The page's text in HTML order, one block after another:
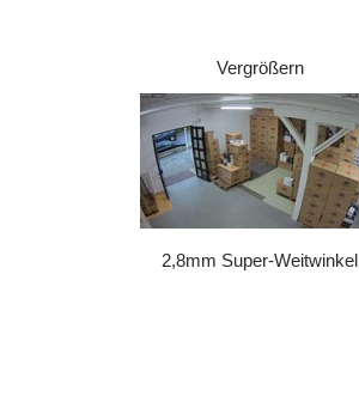
Vergrößern
2,8mm Super-Weitwinkel